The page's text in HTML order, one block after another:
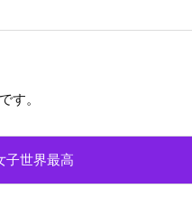
す。
子世界最高